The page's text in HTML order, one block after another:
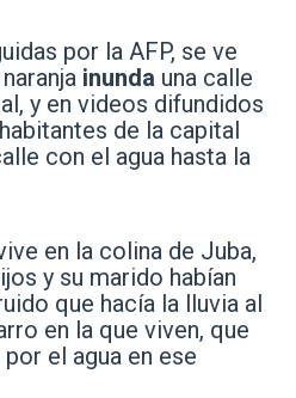
por la AFP, se ve
inunda una calle
y en videos difundidos
de la capital
con el agua hasta la
en la colina de Juba,
y su marido habían
que hacía la lluvia al
en la que viven, que
el agua en ese